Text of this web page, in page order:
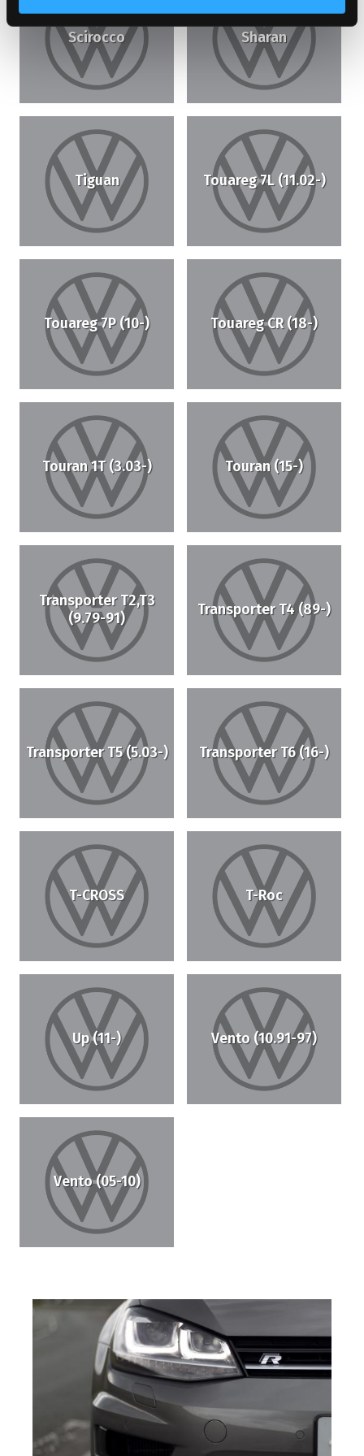
Scirocco Sharan
Tiguan Touareg 7L (11.02-)
Touareg 7P (10-) Touareg CR (18-)
Touran 1T (3.03-) Touran (15-)
Transporter T2,T3
(9.79-91)
Transporter T4 (89-)
Transporter T5 (5.03-) Transporter T6 (16-)
T-CROSS T-Roc
Up (11-) Vento (10.91-97)
Vento (05-10)